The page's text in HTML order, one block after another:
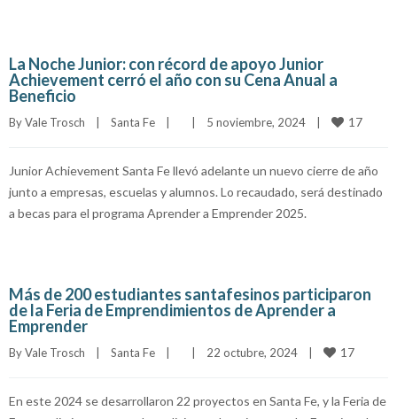
La Noche Junior: con récord de apoyo Junior
Achievement cerró el año con su Cena Anual a
Beneficio
By Vale Trosch Santa Fe 5 noviembre, 2024 17
Junior Achievement Santa Fe llevó adelante un nuevo cierre de año
junto a empresas, escuelas y alumnos. Lo recaudado, será destinado
a becas para el programa Aprender a Emprender 2025.
Más de 200 estudiantes santafesinos participaron
de la Feria de Emprendimientos de Aprender a
Emprender
By Vale Trosch Santa Fe 22 octubre, 2024 17
En este 2024 se desarrollaron 22 proyectos en Santa Fe, y la Feria de